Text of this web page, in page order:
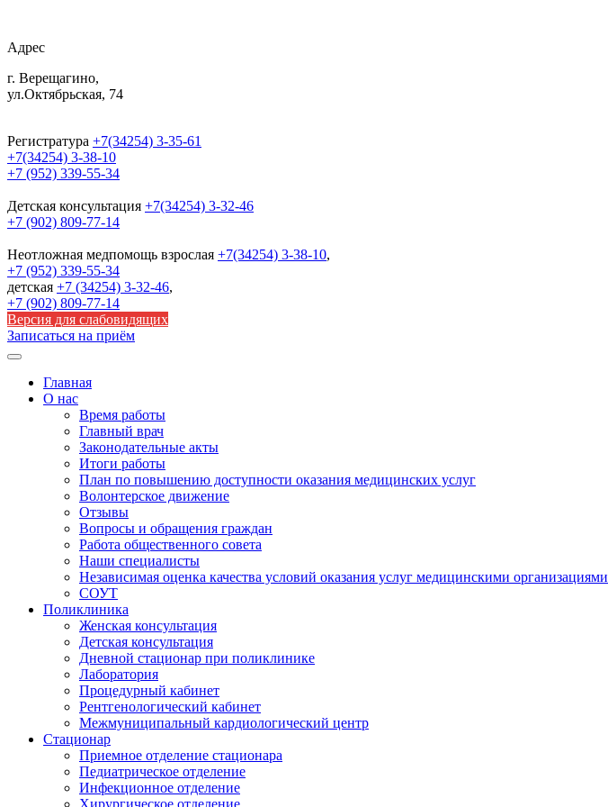
Адрес
г. Верещагино,
ул.Октябрьская, 74
Регистратура +7(34254) 3-35-61
+7(34254) 3-38-10
+7 (952) 339-55-34
Детская консультация +7(34254) 3-32-46
+7 (902) 809-77-14
Неотложная медпомощь взрослая +7(34254) 3-38-10,
+7 (952) 339-55-34
детская +7 (34254) 3-32-46,
+7 (902) 809-77-14
Версия для слабовидящих
Записаться на приём
Главная
О нас
Время работы
Главный врач
Законодательные акты
Итоги работы
План по повышению доступности оказания медицинских услуг
Волонтерское движение
Отзывы
Вопросы и обращения граждан
Работа общественного совета
Наши специалисты
Независимая оценка качества условий оказания услуг медицинскими организациями
СОУТ
Поликлиника
Женская консультация
Детская консультация
Дневной стационар при поликлинике
Лаборатория
Процедурный кабинет
Рентгенологический кабинет
Межмуниципальный кардиологический центр
Стационар
Приемное отделение стационара
Педиатрическое отделение
Инфекционное отделение
Хирургическое отделение